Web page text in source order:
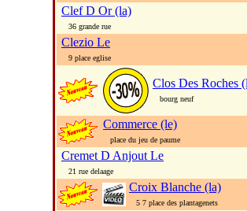
Clef D Or (la)
36 grande rue
Clezio Le
9 place eglise
Clos Des Roches
bourg neuf
Commerce (le)
place du jeu de paume
Cremet D Anjout Le
21 rue delaage
Croix Blanche (la)
5 7 place des plantagenets